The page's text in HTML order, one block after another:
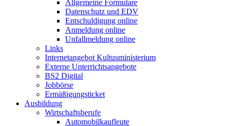
Allgemeine Formulare
Datenschutz und EDV
Entschuldigung online
Anmeldung online
Unfallmeldung online
Links
Internetangebot Kultusministerium
Externe Unterrichtsangebote
BS2 Digital
Jobbörse
Ermäßigungsticket
Ausbildung
Wirtschaftsberufe
Automobilkaufleute